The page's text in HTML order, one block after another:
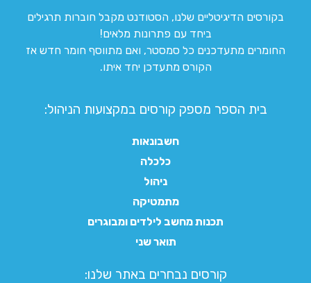
בקורסים הדיגיטליים שלנו, הסטודנט מקבל חוברות תרגילים
ביחד עם פתרונות מלאים!
החומרים מתעדכנים כל סמסטר, ואם מתווסף חומר חדש אז
הקורס מתעדכן יחד איתו.
בית הספר מספק קורסים במקצועות הניהול:
חשבונאות
כלכלה
ניהול
מתמטיקה
תכנות מחשב לילדים ומבוגרים
תואר שני
קורסים נבחרים באתר שלנו:​